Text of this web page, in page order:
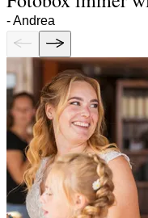
-Andrea